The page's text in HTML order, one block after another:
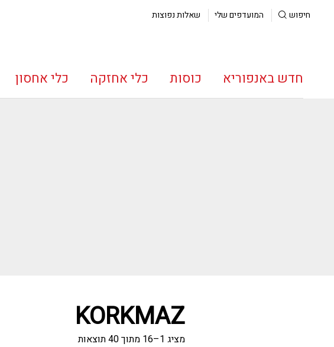
חיפוש המועדפים שלי שאלות נפוצות
חדש באנפוריא כוסות כלי אחזקה כלי אחסון
KORKMAZ
מציג 1–16 מתוך 40 תוצאות ממוין